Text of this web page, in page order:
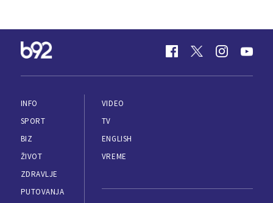
INFO
SPORT
BIZ
ŽIVOT
ZDRAVLJE
PUTOVANJA
VIDEO
TV
ENGLISH
VREME